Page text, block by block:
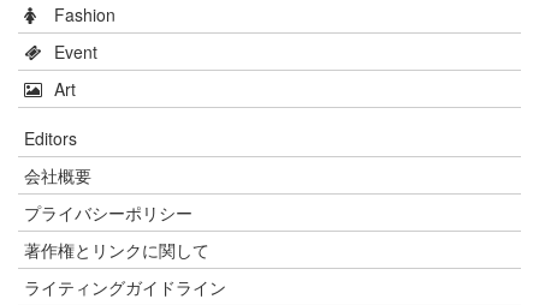
Fashion
Event
Art
Editors
会社概要
プライバシーポリシー
著作権とリンクに関して
ライティングガイドライン